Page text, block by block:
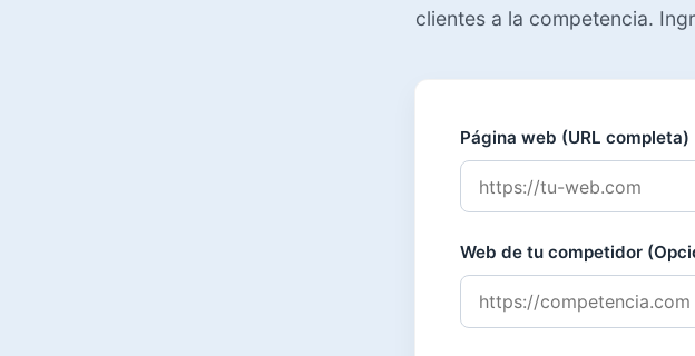
clientes a la competencia.
Página web (URL completa)
Web de tu competidor